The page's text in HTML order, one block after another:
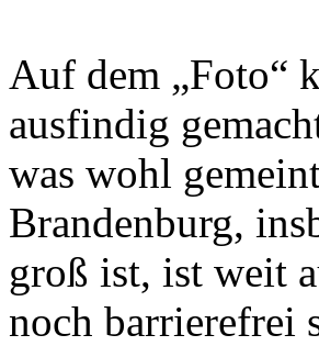
Auf dem „Foto“
ausfindig
was wohl
Brandenburg,
groß ist, ist weit
noch barrierefrei